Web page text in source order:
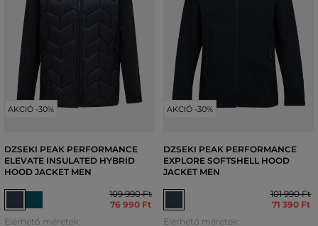
AKCIÓ -30%
DZSEKI PEAK PERFORMANCE
ELEVATE INSULATED HYBRID
HOOD JACKET MEN
109 990 Ft
76 990 Ft
Elérhető méretek:
AKCIÓ -30%
DZSEKI PEAK PERFORMANCE
EXPLORE SOFTSHELL HOOD
JACKET MEN
101 990 Ft
71 390 Ft
Elérhető méretek: